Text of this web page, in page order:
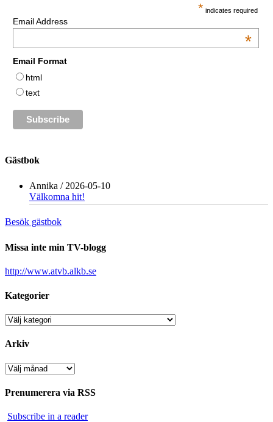
* indicates required
Email Address
*
Email Format
html
text
Gästbok
Annika / 2026-05-10
Välkomna hit!
Besök gästbok
Missa inte min TV-blogg
http://www.atvb.alkb.se
Kategorier
Kategorier
Arkiv
Arkiv
Prenumerera via RSS
Subscribe in a reader